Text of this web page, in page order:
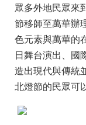
眾多外地民眾來
節移師至萬華辦
色元素與萬華的
日舞台演出、國
造出現代與傳統
北燈節的民眾可